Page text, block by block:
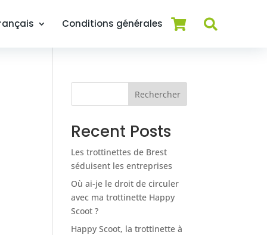
Conditions générales
Rechercher
Recent Posts
Les trottinettes de Brest
séduisent les entreprises
Où ai-je le droit de circuler
avec ma trottinette Happy
Scoot ?
Happy Scoot, la trottinette à